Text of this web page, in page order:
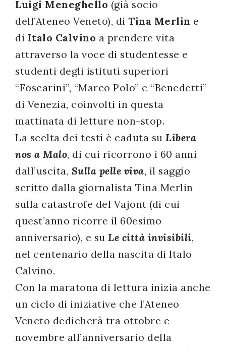
Luigi Meneghello (già socio
dell’Ateneo Veneto), di Tina Merlin e
di Italo Calvino a prendere vita
attraverso la voce di studentesse e
studenti degli istituti superiori
“Foscarini”, “Marco Polo” e “Benedetti”
di Venezia, coinvolti in questa
mattinata di letture non-stop.
La scelta dei testi è caduta su Libera
nos a Malo, di cui ricorrono i 60 anni
dall’uscita, Sulla pelle viva, il saggio
scritto dalla giornalista Tina Merlin
sulla catastrofe del Vajont (di cui
quest’anno ricorre il 60esimo
anniversario), e su Le città invisibili,
nel centenario della nascita di Italo
Calvino.
Con la maratona di lettura inizia anche
un ciclo di iniziative che l’Ateneo
Veneto dedicherà tra ottobre e
novembre all’anniversario della